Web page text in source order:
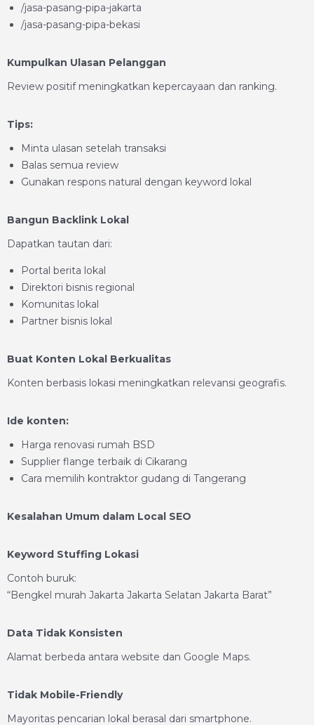
/jasa-pasang-pipa-jakarta
/jasa-pasang-pipa-bekasi
Kumpulkan Ulasan Pelanggan
Review positif meningkatkan kepercayaan dan ranking.
Tips:
Minta ulasan setelah transaksi
Balas semua review
Gunakan respons natural dengan keyword lokal
Bangun Backlink Lokal
Dapatkan tautan dari:
Portal berita lokal
Direktori bisnis regional
Komunitas lokal
Partner bisnis lokal
Buat Konten Lokal Berkualitas
Konten berbasis lokasi meningkatkan relevansi geografis.
Ide konten:
Harga renovasi rumah BSD
Supplier flange terbaik di Cikarang
Cara memilih kontraktor gudang di Tangerang
Kesalahan Umum dalam Local SEO
Keyword Stuffing Lokasi
Contoh buruk:
“Bengkel murah Jakarta Jakarta Selatan Jakarta Barat”
Data Tidak Konsisten
Alamat berbeda antara website dan Google Maps.
Tidak Mobile-Friendly
Mayoritas pencarian lokal berasal dari smartphone.